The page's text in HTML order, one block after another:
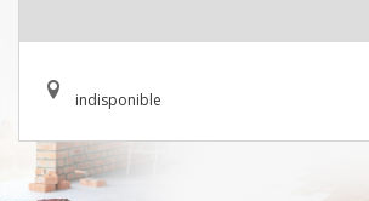
indisponible